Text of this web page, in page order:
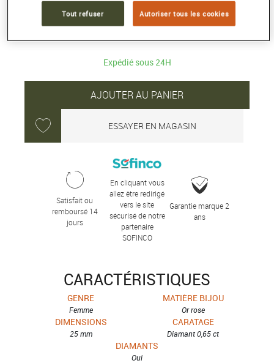
13 670 €
Expédié sous 24H
AJOUTER AU PANIER
ESSAYER EN MAGASIN
Satisfait ou
remboursé 14
jours
En cliquant vous
allez être redirigé
vers le site
sécurisé de notre
partenaire
SOFINCO
Garantie marque 2
ans
CARACTÉRISTIQUES
GENRE
Femme
MATIÈRE BIJOU
Or rose
DIMENSIONS
25 mm
CARATAGE
Diamant 0,65 ct
DIAMANTS
Oui
Tout refuser Autoriser tous les cookies